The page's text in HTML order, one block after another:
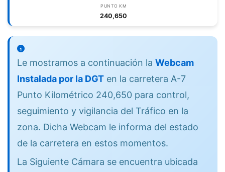
PUNTO KM
240,650
Le mostramos a continuación la Webcam
Instalada por la DGT en la carretera A-7
Punto Kilométrico 240,650 para control,
seguimiento y vigilancia del Tráfico en la
zona. Dicha Webcam le informa del estado
de la carretera en estos momentos.
La Siguiente Cámara se encuentra ubicada